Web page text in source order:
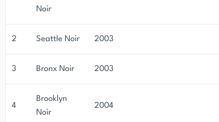
Noir
2 Seattle Noir 2003
3 Bronx Noir 2003
4
Brooklyn
Noir
2004